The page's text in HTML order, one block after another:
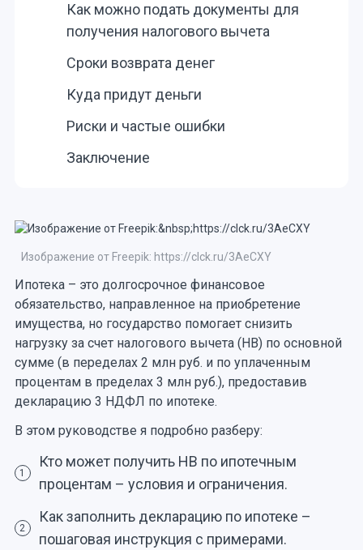
Как можно подать документы для
получения налогового вычета
Сроки возврата денег
Куда придут деньги
Риски и частые ошибки
Заключение
Изображение от Freepik: https://clck.ru/3AeCXY
Ипотека – это долгосрочное финансовое
обязательство, направленное на приобретение
имущества, но государство помогает снизить
нагрузку за счет налогового вычета (НВ) по основной
сумме (в переделах 2 млн руб. и по уплаченным
процентам в пределах 3 млн руб.), предоставив
декларацию 3 НДФЛ по ипотеке.
В этом руководстве я подробно разберу:
1
Кто может получить НВ по ипотечным
процентам – условия и ограничения.
2
Как заполнить декларацию по ипотеке –
пошаговая инструкция с примерами.